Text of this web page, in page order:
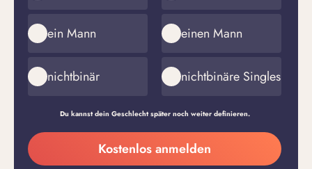
ein Mann
nichtbinär
einen Mann
nichtbinäre Singles
Du kannst dein Geschlecht später noch weiter definieren.
Meine
E-
Kostenlos anmelden